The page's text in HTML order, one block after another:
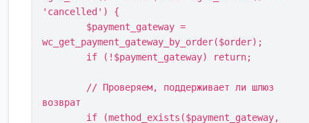
'cancelled') {
wc_get_payment_gateway_by_order($order);
возврат